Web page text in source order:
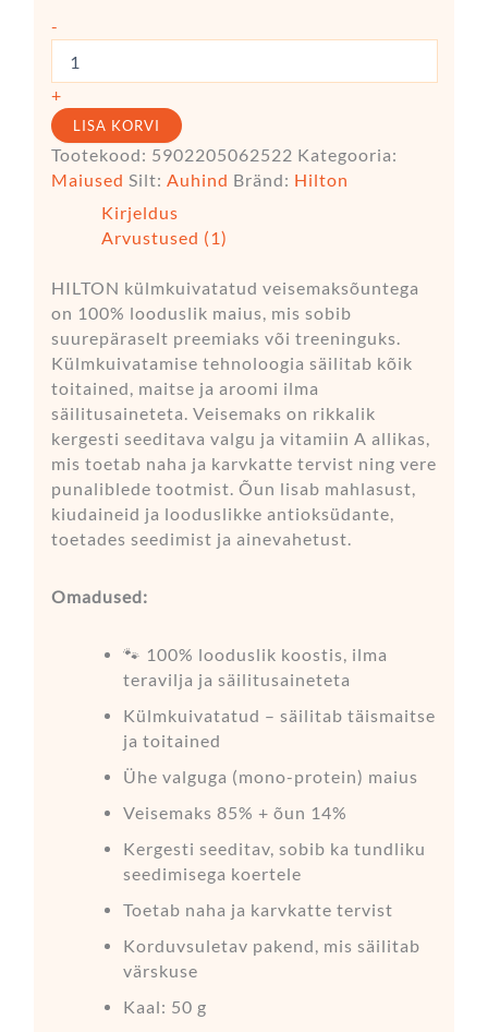
-
+
LISA KORVI
Tootekood: 5902205062522 Kategooria:
Maiused Silt: Auhind Bränd: Hilton
Kirjeldus
Arvustused (1)
HILTON külmkuivatatud veisemaksõuntega
on 100% looduslik maius, mis sobib
suurepäraselt preemiaks või treeninguks.
Külmkuivatamise tehnoloogia säilitab kõik
toitained, maitse ja aroomi ilma
säilitusaineteta. Veisemaks on rikkalik
kergesti seeditava valgu ja vitamiin A allikas,
mis toetab naha ja karvkatte tervist ning vere
punaliblede tootmist. Õun lisab mahlasust,
kiudaineid ja looduslikke antioksüdante,
toetades seedimist ja ainevahetust.
Omadused:
🐾 100% looduslik koostis, ilma
teravilja ja säilitusaineteta
Külmkuivatatud – säilitab täismaitse
ja toitained
Ühe valguga (mono-protein) maius
Veisemaks 85% + õun 14%
Kergesti seeditav, sobib ka tundliku
seedimisega koertele
Toetab naha ja karvkatte tervist
Korduvsuletav pakend, mis säilitab
värskuse
Kaal: 50 g